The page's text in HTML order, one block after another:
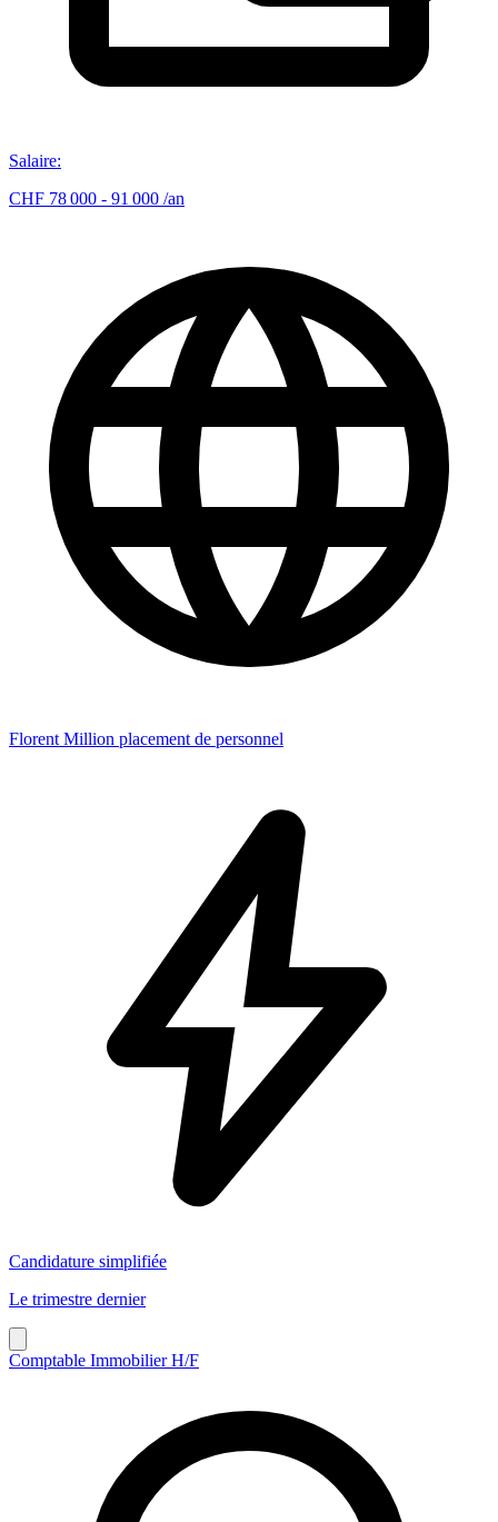
Salaire:
CHF 78 000 - 91 000 /an
Florent Million placement de personnel
Candidature simplifiée
Le trimestre dernier
Comptable Immobilier H/F